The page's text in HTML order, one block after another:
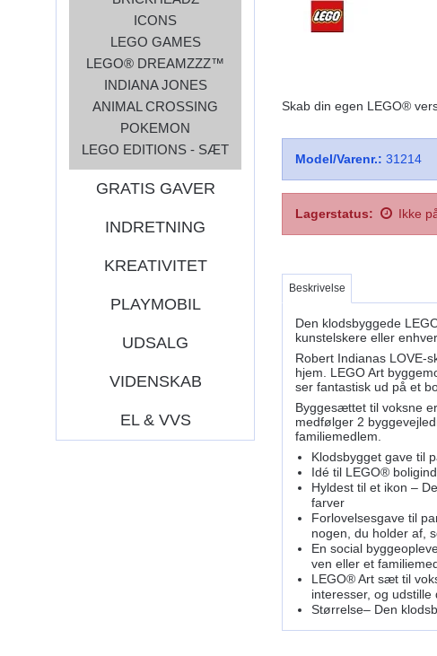
ICONS
LEGO GAMES
LEGO® DREAMZZZ™
INDIANA JONES
ANIMAL CROSSING
POKEMON
LEGO EDITIONS - SÆT
GRATIS GAVER
INDRETNING
KREATIVITET
PLAYMOBIL
UDSALG
VIDENSKAB
EL & VVS
Skab din egen LEGO®
Model/Varenr.: 31214
Lagerstatus: Ikke
Beskrivelse
Den klodsbyggede
kunstelskere eller
Robert Indianas LOVE-
hjem. LEGO Art
ser fantastisk ud på et
Byggesættet til voksne
medfølger 2
familiemedlem.
Klodsbygget gave til
Idé til LEGO®
Hyldest til et ikon –
farver
Forlovelsesgave til
nogen, du holder af,
En social
ven eller et
LEGO® Art sæt til
interesser, og
Størrelse– Den